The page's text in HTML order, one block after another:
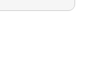
بیشتر بخوانید »